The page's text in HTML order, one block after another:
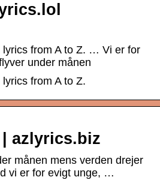
lyrics from A to Z. … Vi er for
under månen
from A to Z.
azlyrics.biz
månen mens verden drejer
vi er for evigt unge, …